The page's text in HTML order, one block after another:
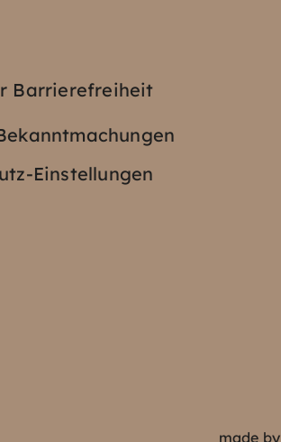
Barrierefreiheit
Einstellungen
made by